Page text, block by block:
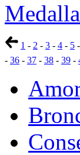
1 - 2 - 3 - 4 - 5 -
- 36 - 37 - 38 - 39 -